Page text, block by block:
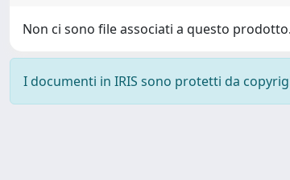
Non ci sono file associati a questo prodotto.
I documenti in IRIS sono protetti da